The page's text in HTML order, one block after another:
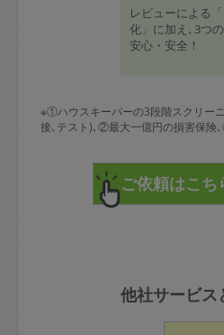
レビューによる
化」に加え､3つ
安心・安全！
※①ハウスキーパーの3段階スクリー
接､テスト)､②最大一億円の損害保険
他社サービス